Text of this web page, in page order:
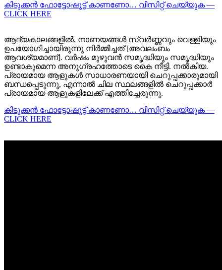
കിടുക്കന്‍ ഫോട്ടോഷൂട്ട്‌ കാണണോ… വിസിറ്റ് ചെയ്യുക —
CLICK HERE
ആദ്യകാലങ്ങളിൽ, നാണയങ്ങൾ സ്വർണ്ണവും വെള്ളിയും
ഉപയോഗിച്ചായിരുന്നു നിർമ്മിച്ചത് [അവലംബം
ആവശ്യമാണ്]. വർഷം മുഴുവൻ സമൃദ്ധിയും സമൃദ്ധിയും
ഉണ്ടാകുമെന്ന അനുഗ്രഹത്തോടെ കൈ നീട്ടി. നൽകിയ.
പ്രായമായ ആളുകൾ സാധാരണയായി ചെറുപ്പക്കാരുമായി
ബന്ധപ്പെടുന്നു, എന്നാൽ ചില സ്ഥലങ്ങളിൽ ചെറുപ്പക്കാർ
പ്രായമായ ആളുകളിലേക്ക് എത്തിച്ചേരുന്നു.
കിടുക്കന്‍ ഫോട്ടോഷൂട്ട്‌ കാണണോ… വിസിറ്റ് ചെയ്യുക —
CLICK HERE